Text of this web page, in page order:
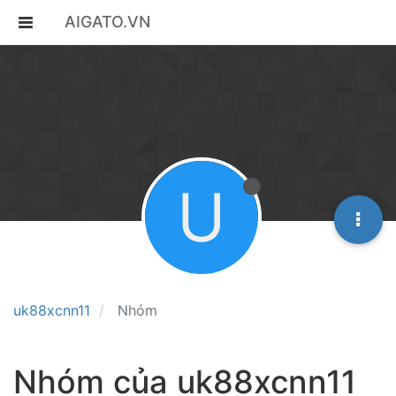
AIGATO.VN
uk88xcnn11 Nhóm
U
Nhóm của uk88xcnn11